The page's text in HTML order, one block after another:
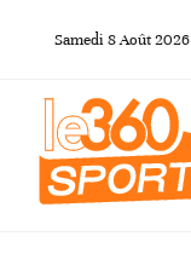
Samedi 8Août2026